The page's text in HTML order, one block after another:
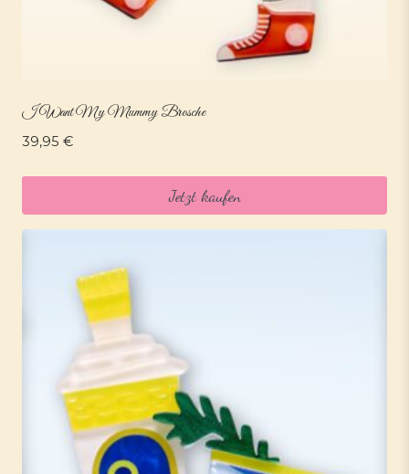
I Want My Mummy Brosche
39,95 €
Jetzt kaufen